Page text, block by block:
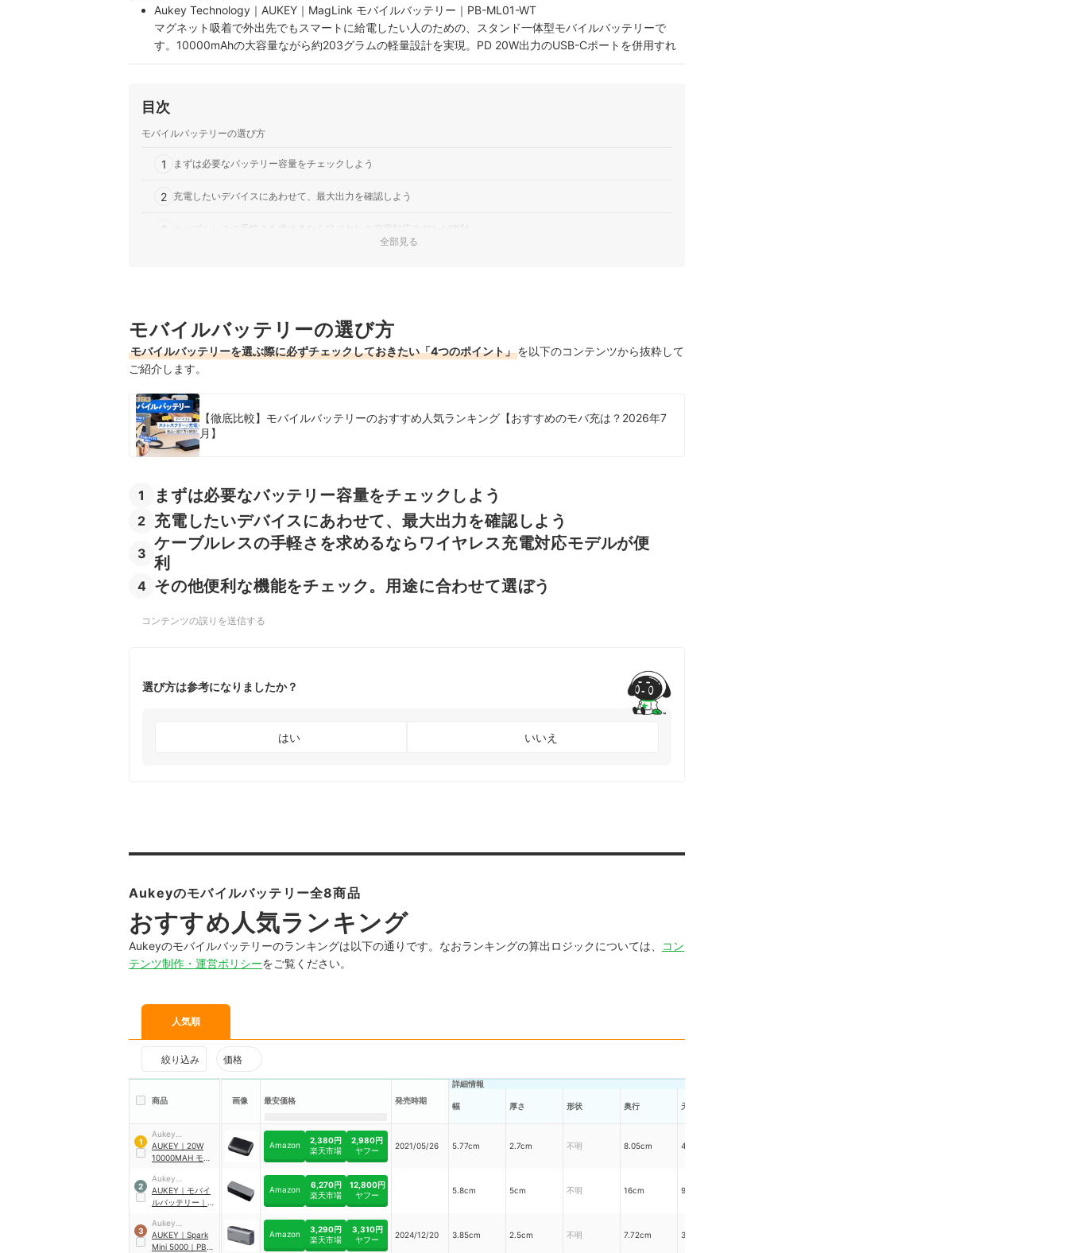
Aukey Technology｜AUKEY｜MagLink モバイルバッテリー｜PB-ML01-WT
マグネット吸着で外出先でもスマートに給電したい人のための、スタンド一体型モバイルバッテリーで
す。10000mAhの大容量ながら約203グラムの軽量設計を実現。PD 20W出力のUSB-Cポートを併用すれ
ば、2台の機器を同時に素早く充電可能です。
外出時でも手軽にスマートフォンの充電切れを防ぐための大容量モバイルバッテリーです。厚さ約1.6セン
チのスリム設計に加えて表面にはシボ加工が施されており、スマホと重ねて持っても滑りにくく安定。最
大15W出力のUSB-CとUSB-Aポートを備え、2台同…
5000mAhの充電容量を持ち、急速充電に対応。USBタイプCポートを2つ搭載し、そのうちひとつは直挿
り、2台同時に充電できるため、外出先でも便利に使用で…
USB-CポートとUSB-Aポートを1つずつ、合計2ポートを備え、最大で2台の機器への同時充電が可能で
つのUSB-CとUSB-Aの合計3ポートを備え、スマホやタブレットなど最大3台を同時に効率よく充電可能。
残量を確認できるディスプレイや低電流モ…
他 2 商品
目次
モバイルバッテリーの選び方
1 まずは必要なバッテリー容量をチェックしよう
2 充電したいデバイスにあわせて、最大出力を確認しよう
3 ケーブルレスの手軽さを求めるならワイヤレス充電対応モデルが便利
あわせて読みたい、関連コンテンツはこちら
Aukeyのモバイルバッテリーの売れ筋ランキングもチェック！
全部見る
モバイルバッテリーの選び方
モバイルバッテリーを選ぶ際に必ずチェックしておきたい「4つのポイント」を以下のコンテンツから抜粋して
ご紹介します。
【徹底比較】モバイルバッテリーのおすすめ人気ランキング【おすすめのモバ充は？2026年7
月】
1 まずは必要なバッテリー容量をチェックしよう
2 充電したいデバイスにあわせて、最大出力を確認しよう
3
ケーブルレスの手軽さを求めるならワイヤレス充電対応モデルが便
利
4 その他便利な機能をチェック。用途に合わせて選ぼう
コンテンツの誤りを送信する
選び方は参考になりましたか？
はい いいえ
Aukeyのモバイルバッテリー全8商品
おすすめ人気ランキング
Aukeyのモバイルバッテリーのランキングは以下の通りです。なおランキングの算出ロジックについては、
コン
テンツ制作・運営ポリシーをご覧ください。
人気順
絞り込み 価格
商品 画像 最安価格 発売時期
詳細情報
幅 厚さ 形状 奥行 天面部の面積
1
Aukey
Technology
AUKEY ｜ 20W
10000MAH モバ
PB-N83S
Amazon
2,380円
楽天市場
2,980円
ヤフー
2021/05/26 5.77cm 2.7cm 不明 8.05cm 46.68cm2
2
Aukey
Technology
AUKEY ｜ モバイ
ルバッテリー ｜
Amazon
6,270円
楽天市場
12,800円
ヤフー
5.8cm 5cm 不明 16cm 96.33cm2
3
Aukey
Technology
AUKEY ｜ Spark
Mini 5000 ｜ PB-
Amazon
3,290円
楽天市場
3,310円
ヤフー
2024/12/20 3.85cm 2.5cm 不明 7.72cm 30.42cm2